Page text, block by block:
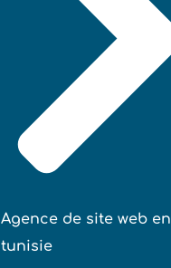
Agence de site web en
tunisie